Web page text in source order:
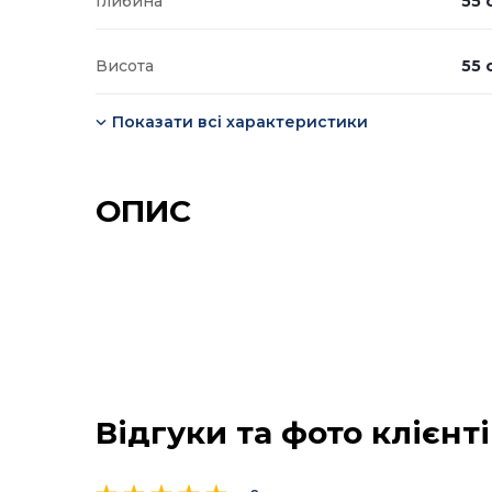
Висота 55
Показати всі характеристики
ОПИС
Відгуки та фото